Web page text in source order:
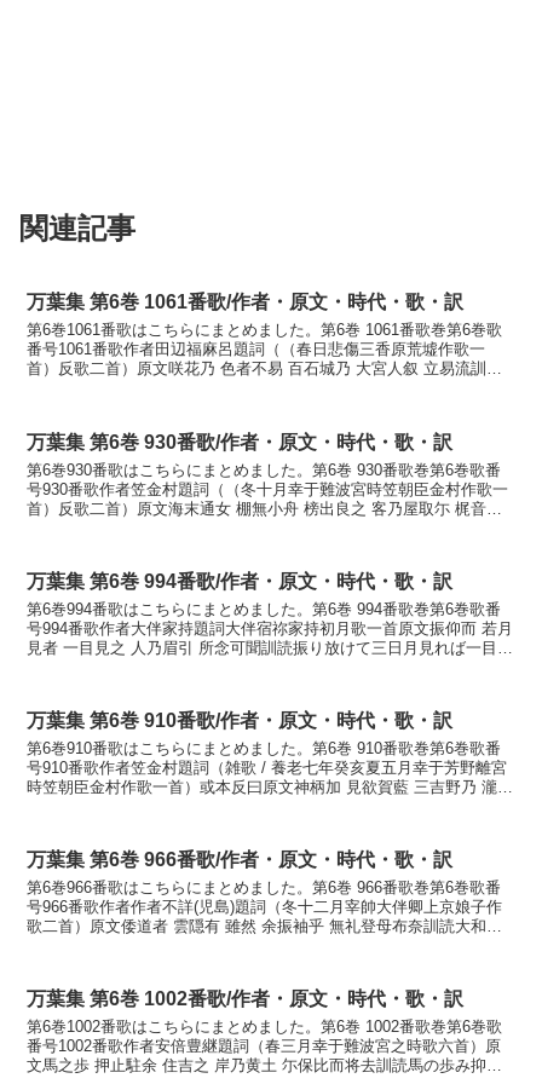
関連記事
万葉集 第6巻 1061番歌/作者・原文・時代・歌・訳
第6巻1061番歌はこちらにまとめました。第6巻 1061番歌巻第6巻歌
番号1061番歌作者田辺福麻呂題詞（（春日悲傷三香原荒墟作歌一
首）反歌二首）原文咲花乃 色者不易 百石城乃 大宮人叙 立易流訓読
万葉集 第6巻 930番歌/作者・原文・時代・歌・訳
第6巻930番歌はこちらにまとめました。第6巻 930番歌巻第6巻歌番
号930番歌作者笠金村題詞（（冬十月幸于難波宮時笠朝臣金村作歌一
首）反歌二首）原文海末通女 棚無小舟 榜出良之 客乃屋取尓 梶音所
万葉集 第6巻 994番歌/作者・原文・時代・歌・訳
第6巻994番歌はこちらにまとめました。第6巻 994番歌巻第6巻歌番
号994番歌作者大伴家持題詞大伴宿祢家持初月歌一首原文振仰而 若月
見者 一目見之 人乃眉引 所念可聞訓読振り放けて三日月見れば一目見
万葉集 第6巻 910番歌/作者・原文・時代・歌・訳
第6巻910番歌はこちらにまとめました。第6巻 910番歌巻第6巻歌番
号910番歌作者笠金村題詞（雑歌 / 養老七年癸亥夏五月幸于芳野離宮
時笠朝臣金村作歌一首）或本反曰原文神柄加 見欲賀藍 三吉野乃 瀧河
万葉集 第6巻 966番歌/作者・原文・時代・歌・訳
第6巻966番歌はこちらにまとめました。第6巻 966番歌巻第6巻歌番
号966番歌作者作者不詳(児島)題詞（冬十二月宰帥大伴卿上京娘子作
歌二首）原文倭道者 雲隠有 雖然 余振袖乎 無礼登母布奈訓読大和道
万葉集 第6巻 1002番歌/作者・原文・時代・歌・訳
第6巻1002番歌はこちらにまとめました。第6巻 1002番歌巻第6巻歌
番号1002番歌作者安倍豊継題詞（春三月幸于難波宮之時歌六首）原
文馬之歩 押止駐余 住吉之 岸乃黄土 尓保比而将去訓読馬の歩み抑へ